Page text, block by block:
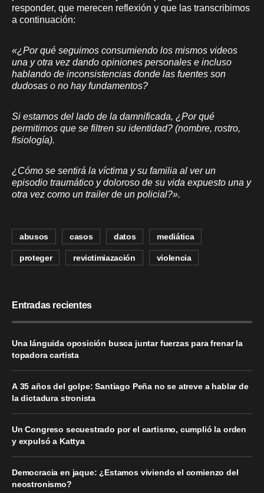
responder, que merecen reflexión y que las transcribimos
a continuación:
«¿Por qué seguimos consumiendo los mismos videos
una y otra vez dando opiniones personales e incluso
hablando de inconsistencias donde las fuentes son
dudosas o no hay fundamentos?
Si estamos del lado de la damnificada, ¿Por qué
permitimos que se filtren su identidad? (nombre, rostro,
fisiología).
¿Cómo se sentirá la víctima y su familia al ver un
episodio traumático y doloroso de su vida expuesto una y
otra vez como un trailer de un policial?».
abusos casos datos mediática
proteger revictimiazación violencia
Entradas recientes
Una lánguida oposición busca juntar fuerzas para frenar la
topadora cartista
A 35 años del golpe: Santiago Peña no se atreve a hablar de
la dictadura stronista
Un Congreso secuestrado por el cartismo, cumplió la orden
y expulsó a Kattya
Democracia en jaque: ¿Estamos viviendo el comienzo del
neostronismo?